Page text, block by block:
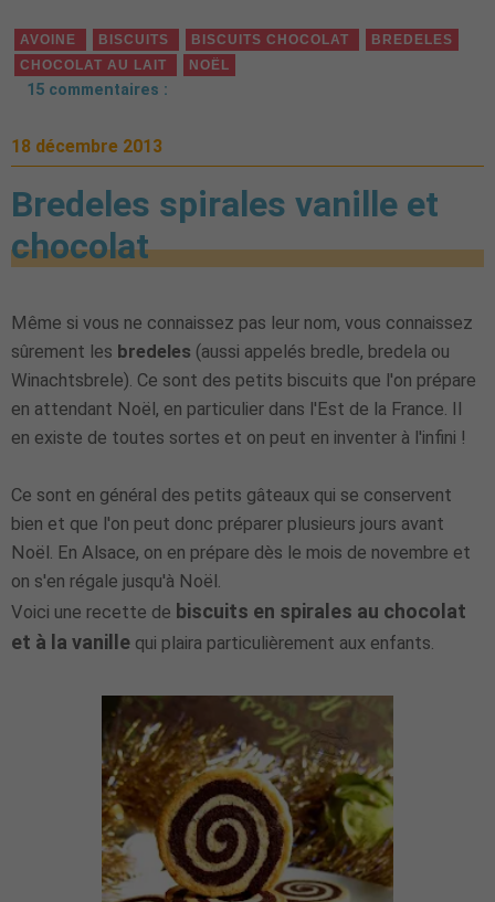
AVOINE BISCUITS BISCUITS CHOCOLAT
BREDELES
CHOCOLAT AU LAIT
NOËL
15 commentaires :
18 décembre 2013
Bredeles spirales vanille et
chocolat
Même si vous ne connaissez pas leur nom, vous connaissez
sûrement les bredeles (aussi appelés bredle, bredela ou
Winachtsbrele). Ce sont des petits biscuits que l'on prépare
en attendant Noël, en particulier dans l'Est de la France. Il
en existe de toutes sortes et on peut en inventer à l'infini !
Ce sont en général des petits gâteaux qui se conservent
bien et que l'on peut donc préparer plusieurs jours avant
Noël. En Alsace, on en prépare dès le mois de novembre et
on s'en régale jusqu'à Noël.
Voici une recette de biscuits en spirales au chocolat
et à la vanille qui plaira particulièrement aux enfants.